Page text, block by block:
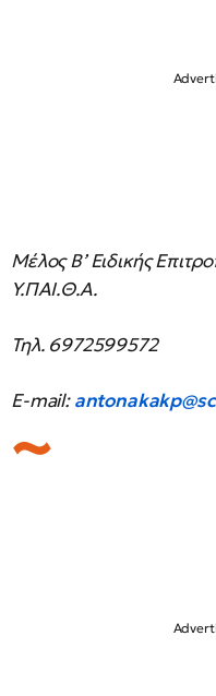
Μέλος Β’ Ειδικής
Υ.ΠΑΙ.Θ.Α.
Τηλ. 6972599572
E-mail: